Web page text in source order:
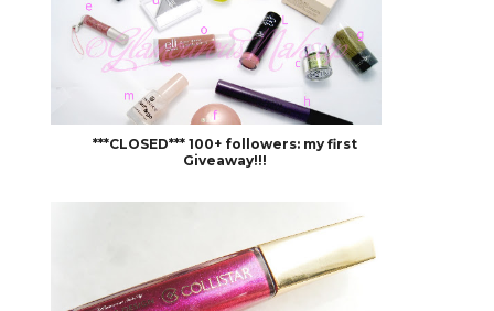
***CLOSED*** 100+ followers: my first
Giveaway!!!